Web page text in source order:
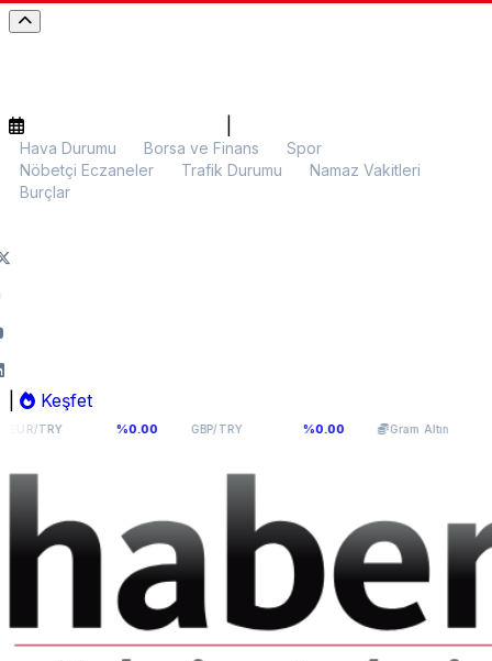
Hava Durumu Borsa ve Finans
Spor
Nöbetçi Eczaneler
Trafik Durumu
Namaz Vakitleri
Burçlar
Keşfet
%0.00 GBP/TRY64,0893 %0.00 Gram Altın 5.974,49 %0.04